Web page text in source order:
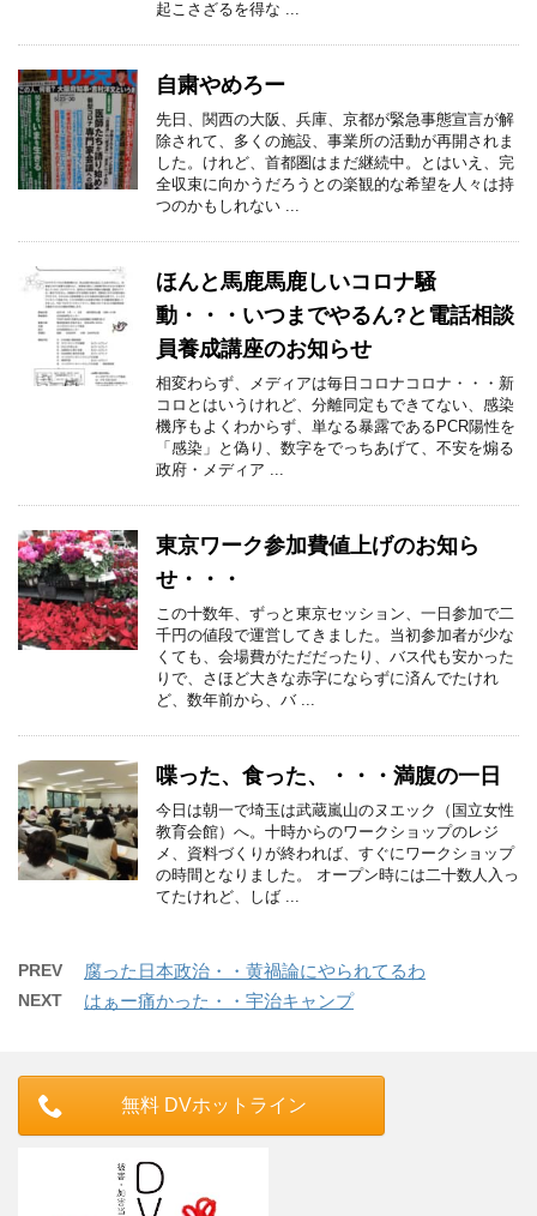
起こさざるを得な ...
自粛やめろー
先日、関西の大阪、兵庫、京都が緊急事態宣言が解
除されて、多くの施設、事業所の活動が再開されま
した。けれど、首都圏はまだ継続中。とはいえ、完
全収束に向かうだろうとの楽観的な希望を人々は持
つのかもしれない ...
ほんと馬鹿馬鹿しいコロナ騒
動・・・いつまでやるん?と電話相談
員養成講座のお知らせ
相変わらず、メディアは毎日コロナコロナ・・・新
コロとはいうけれど、分離同定もできてない、感染
機序もよくわからず、単なる暴露であるPCR陽性を
「感染」と偽り、数字をでっちあげて、不安を煽る
政府・メディア ...
東京ワーク参加費値上げのお知ら
せ・・・
この十数年、ずっと東京セッション、一日参加で二
千円の値段で運営してきました。当初参加者が少な
くても、会場費がただだったり、バス代も安かった
りで、さほど大きな赤字にならずに済んでたけれ
ど、数年前から、バ ...
喋った、食った、・・・満腹の一日
今日は朝一で埼玉は武蔵嵐山のヌエック（国立女性
教育会館）へ。十時からのワークショップのレジ
メ、資料づくりが終われば、すぐにワークショップ
の時間となりました。 オープン時には二十数人入っ
てたけれど、しば ...
PREV 腐った日本政治・・黄禍論にやられてるわ
NEXT はぁー痛かった・・宇治キャンプ
無料 DVホットライン